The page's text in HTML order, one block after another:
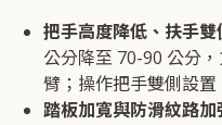
把手高度降低、扶手雙
公分降至 70-90 公分
臂；操作把手雙側設置
踏板加寬與防滑紋路加